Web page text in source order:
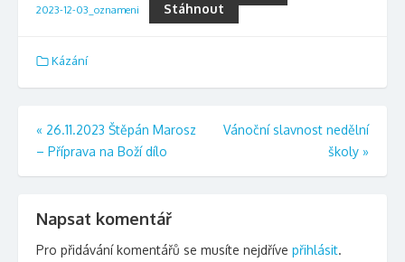
2023-12-03_oznameni Stáhnout
Kázání
Navigace
pro
« 26.11.2023 Štěpán Marosz
– Příprava na Boží dílo
Vánoční slavnost nedělní
školy »
Napsat komentář
Pro přidávání komentářů se musíte nejdříve přihlásit.